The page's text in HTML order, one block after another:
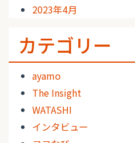
2023年4月
カテゴリー
ayamo
The Insight
WATASHI
インタビュー